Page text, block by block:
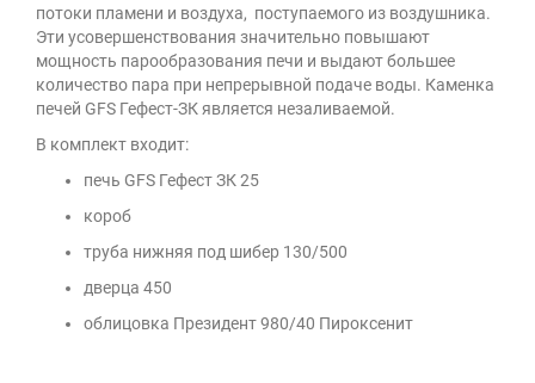
потоки пламени и воздуха, поступаемого из воздушника.
Эти усовершенствования значительно повышают
мощность парообразования печи и выдают большее
количество пара при непрерывной подаче воды. Каменка
печей GFS Гефест-ЗК является незаливаемой.
В комплект входит:
печь GFS Гефест ЗК 25
короб
труба нижняя под шибер 130/500
дверца 450
облицовка Президент 980/40 Пироксенит